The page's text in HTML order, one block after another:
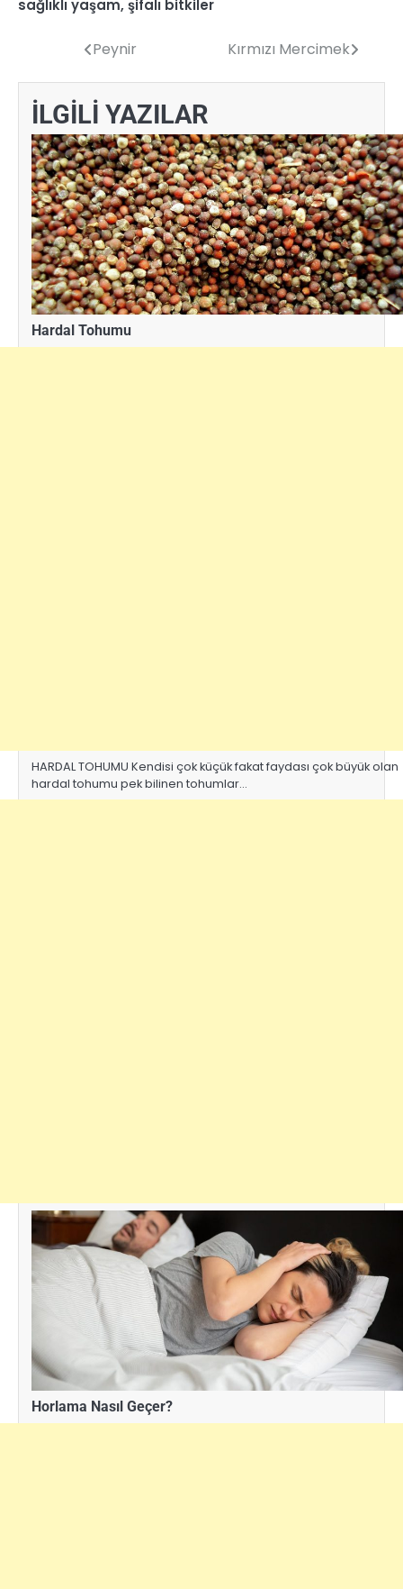
sağlıklı yaşam, şifalı bitkiler
gezinmesi
Peynir Kırmızı Mercimek
İLGİLİ YAZILAR
Hardal Tohumu
HARDAL TOHUMU Kendisi çok küçük fakat faydası çok büyük olan
hardal tohumu pek bilinen tohumlar…
Horlama Nasıl Geçer?